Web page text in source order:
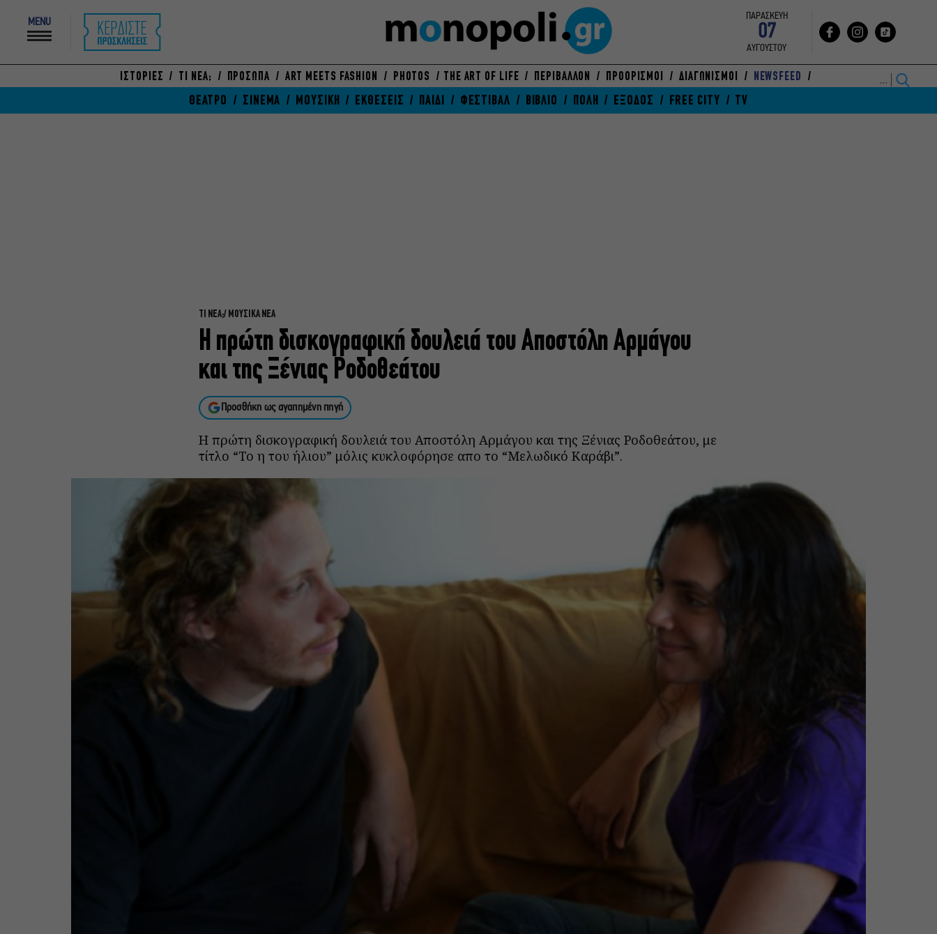
MENU
ΠΑΡΑΣΚΕΥΗ
07
ΑΥΓΟΥΣΤΟΥ
ΙΣΤΟΡΙΕΣ ΤΙ ΝΕΑ; ΠΡΟΣΩΠΑ ART MEETS FASHION PHOTOS THE ART OF LIFE ΠΕΡΙΒΑΛΛΟΝ ΠΡΟΟΡΙΣΜΟΙ ΔΙΑΓΩΝΙΣΜΟΙ NEWSFEED
ΘΕΑΤΡΟ ΣΙΝΕΜΑ ΜΟΥΣΙΚΗ ΕΚΘΕΣΕΙΣ ΠΑΙΔΙ ΦΕΣΤΙΒΑΛ ΒΙΒΛΙΟ ΠΟΛΗ ΕΞΟΔΟΣ FREE CITY TV
ΤΙ ΝΕΑ; ΜΟΥΣΙΚΑ ΝΕΑ
Η πρώτη δισκογραφική δουλειά του Αποστόλη Αρμάγου
και της Ξένιας Ροδοθεάτου
Προσθήκη ως αγαπημένη πηγή
Η πρώτη δισκογραφική δουλειά του Αποστόλη Αρμάγου και της Ξένιας Ροδοθεάτου, με
τίτλο “Το η του ήλιου” μόλις κυκλοφόρησε απο το “Μελωδικό Καράβι”.